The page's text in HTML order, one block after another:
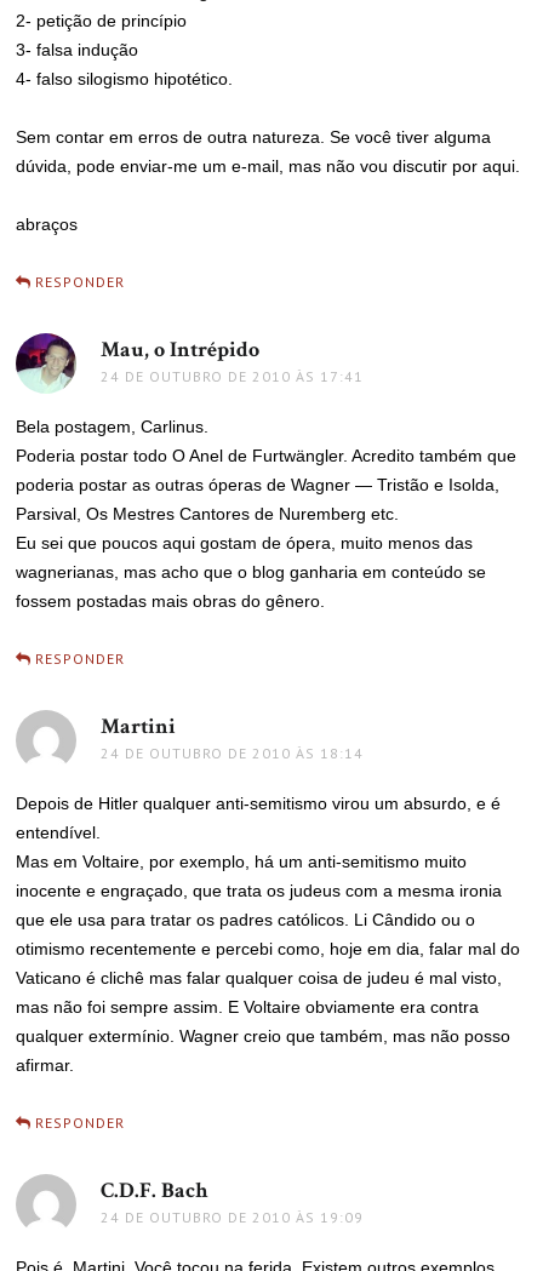
2- petição de princípio
3- falsa indução
4- falso silogismo hipotético.
Sem contar em erros de outra natureza. Se você tiver alguma
dúvida, pode enviar-me um e-mail, mas não vou discutir por aqui.
abraços
RESPONDER
Mau, o Intrépido
24 DE OUTUBRO DE 2010 ÀS 17:41
Bela postagem, Carlinus.
Poderia postar todo O Anel de Furtwängler. Acredito também que
poderia postar as outras óperas de Wagner — Tristão e Isolda,
Parsival, Os Mestres Cantores de Nuremberg etc.
Eu sei que poucos aqui gostam de ópera, muito menos das
wagnerianas, mas acho que o blog ganharia em conteúdo se
fossem postadas mais obras do gênero.
RESPONDER
Martini
24 DE OUTUBRO DE 2010 ÀS 18:14
Depois de Hitler qualquer anti-semitismo virou um absurdo, e é
entendível.
Mas em Voltaire, por exemplo, há um anti-semitismo muito
inocente e engraçado, que trata os judeus com a mesma ironia
que ele usa para tratar os padres católicos. Li Cândido ou o
otimismo recentemente e percebi como, hoje em dia, falar mal do
Vaticano é clichê mas falar qualquer coisa de judeu é mal visto,
mas não foi sempre assim. E Voltaire obviamente era contra
qualquer extermínio. Wagner creio que também, mas não posso
afirmar.
RESPONDER
C.D.F. Bachdisse:
24 DE OUTUBRO DE 2010 ÀS 19:09
Pois é, Martini. Você tocou na ferida. Existem outros exemplos,